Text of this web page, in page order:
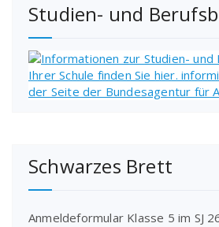
Studien- und
Schwarzes Brett
Anmeldeformular Klasse 5 im SJ